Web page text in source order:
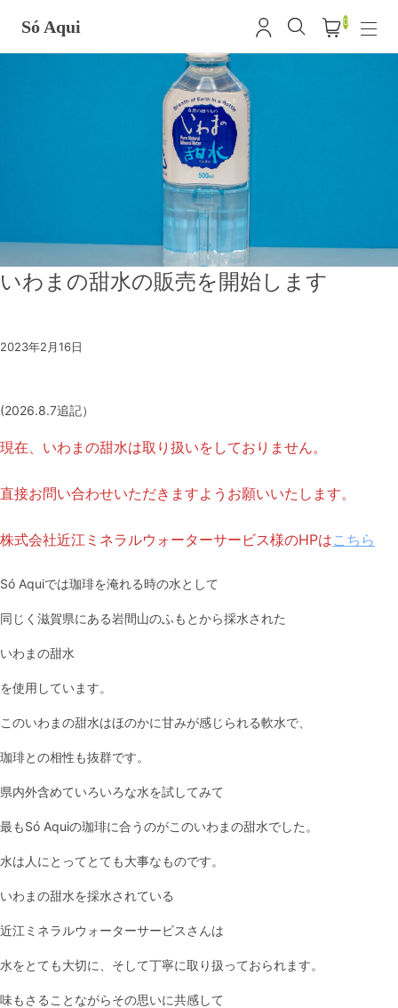
Só Aqui 0
いわまの甜水の販売を開始します
2023年2月16日
(2026.8.7追記）
現在、いわまの甜水は取り扱いをしておりません。
直接お問い合わせいただきますようお願いいたします。
株式会社近江ミネラルウォーターサービス様のHPはこちら
Só Aquiでは珈琲を淹れる時の水として
同じく滋賀県にある岩間山のふもとから採水された
いわまの甜水
を使用しています。
このいわまの甜水はほのかに甘みが感じられる軟水で、
珈琲との相性も抜群です。
県内外含めていろいろな水を試してみて
最もSó Aquiの珈琲に合うのがこのいわまの甜水でした。
水は人にとってとても大事なものです。
いわまの甜水を採水されている
近江ミネラルウォーターサービスさんは
水をとても大切に、そして丁寧に取り扱っておられます。
味もさることながらその思いに共感して